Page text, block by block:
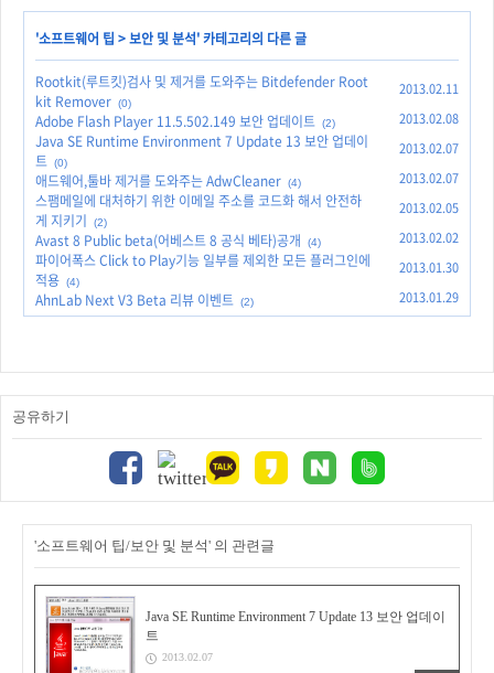
'소프트웨어 팁 >보안 및 분석' 카테고리의 다른 글
Rootkit(루트킷)검사 및 제거를 도와주는 Bitdefender Root
kit Remover (0)
2013.02.11
Adobe Flash Player 11.5.502.149 보안 업데이트 (2) 2013.02.08
Java SE Runtime Environment 7 Update 13 보안 업데이
트 (0)
2013.02.07
애드웨어,툴바 제거를 도와주는 AdwCleaner (4) 2013.02.07
스팸메일에 대처하기 위한 이메일 주소를 코드화 해서 안전하
게 지키기
(2)
2013.02.05
Avast 8 Public beta(어베스트 8 공식 베타)공개 (4) 2013.02.02
파이어폭스 Click to Play기능 일부를 제외한 모든 플러그인에
적용 (4)
2013.01.30
AhnLab Next V3 Beta 리뷰 이벤트 (2) 2013.01.29
공유하기
'소프트웨어 팁/보안 및 분석' 의 관련글
Java SE Runtime Environment 7 Update 13 보안 업데이
트
2013.02.07